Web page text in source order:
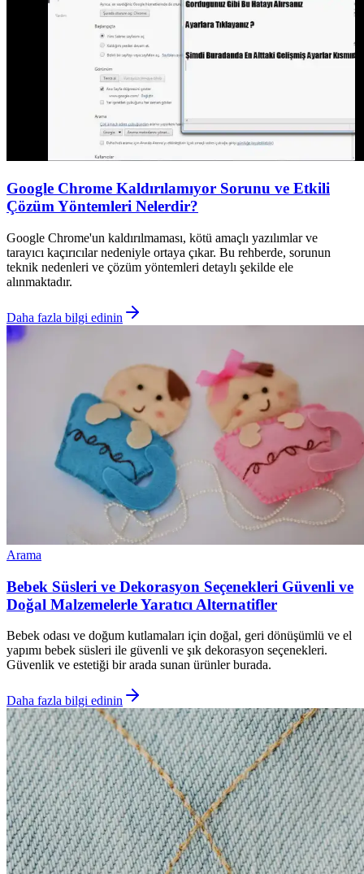
Google Chrome Kaldırılamıyor Sorunu ve Etkili
Çözüm Yöntemleri Nelerdir?
Google Chrome'un kaldırılmaması, kötü amaçlı yazılımlar ve
tarayıcı kaçırıcılar nedeniyle ortaya çıkar. Bu rehberde, sorunun
teknik nedenleri ve çözüm yöntemleri detaylı şekilde ele
alınmaktadır.
Daha fazla bilgi edinin
Arama
Bebek Süsleri ve Dekorasyon Seçenekleri Güvenli ve
Doğal Malzemelerle Yaratıcı Alternatifler
Bebek odası ve doğum kutlamaları için doğal, geri dönüşümlü ve el
yapımı bebek süsleri ile güvenli ve şık dekorasyon seçenekleri.
Güvenlik ve estetiği bir arada sunan ürünler burada.
Daha fazla bilgi edinin